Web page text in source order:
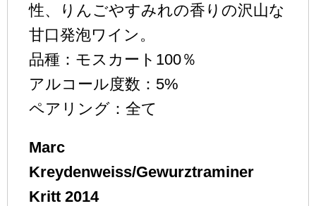
性、りんごやすみれの香りの沢山な
甘口発泡ワイン。
品種：モスカート100％
アルコール度数：5%
ペアリング：全て
Marc
Kreydenweiss/Gewurztraminer
Kritt 2014